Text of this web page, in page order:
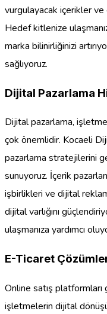
vurgulayacak içerikler ve
Hedef kitlenize
marka bilinirliğinizi
sağlıyoruz.
Dijital Pazarlama
Dijital pazarlama,
çok önemlidir. Kocaeli
pazarlama stratejilerini
sunuyoruz. İçerik
işbirlikleri ve dijital
dijital varlığını
ulaşmanıza yardımcı
E-Ticaret
Online satış
işletmelerin dijital